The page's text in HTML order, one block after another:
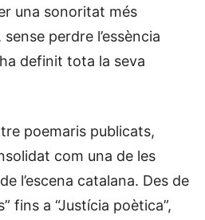
una sonoritat més
perdre l’essència
definit tota la seva
poemaris publicats,
com una de les
l’escena catalana. Des de
fins a “Justícia poètica”,